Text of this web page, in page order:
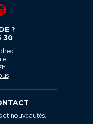
?
30
et
et nouveautés.